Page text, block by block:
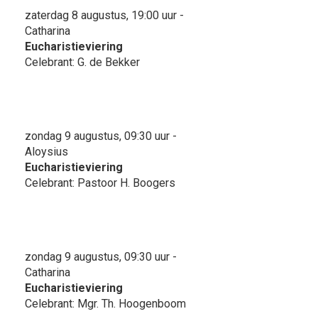
zaterdag 8 augustus, 19:00 uur -
Catharina
Eucharistieviering
Celebrant: G. de Bekker
zondag 9 augustus, 09:30 uur -
Aloysius
Eucharistieviering
Celebrant: Pastoor H. Boogers
zondag 9 augustus, 09:30 uur -
Catharina
Eucharistieviering
Celebrant: Mgr. Th. Hoogenboom